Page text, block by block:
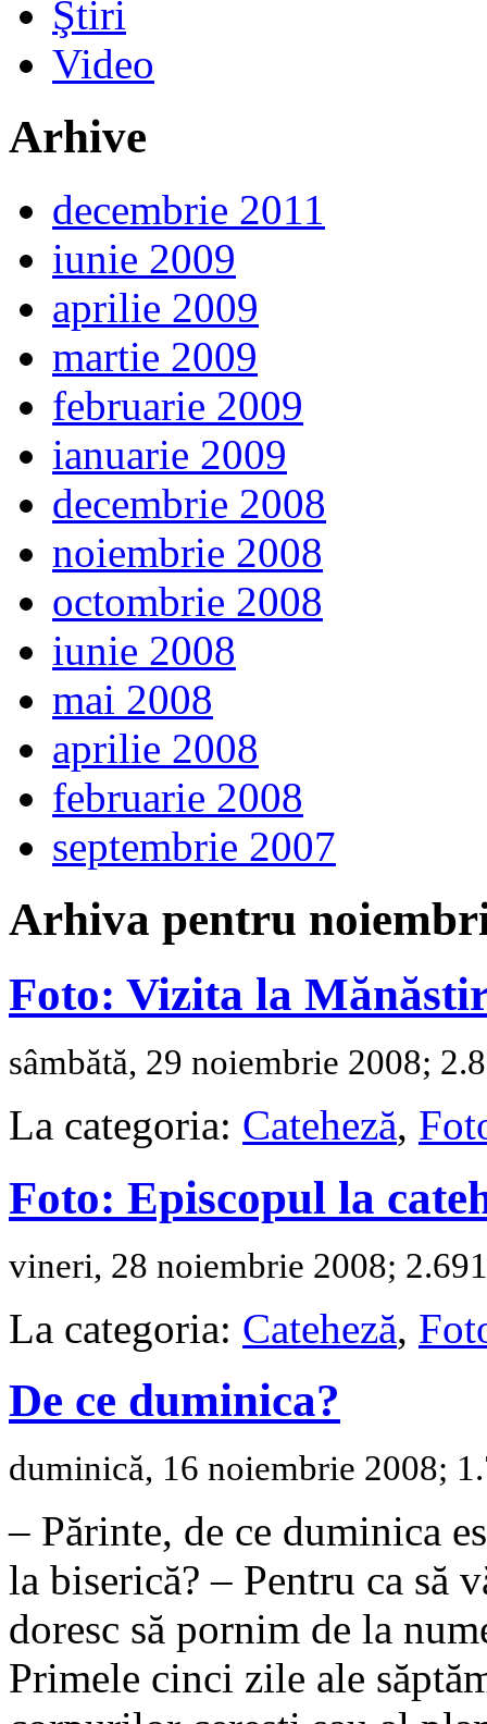
Ştiri
Video
Arhive
decembrie 2011
iunie 2009
aprilie 2009
martie 2009
februarie 2009
ianuarie 2009
decembrie 2008
noiembrie 2008
octombrie 2008
iunie 2008
mai 2008
aprilie 2008
februarie 2008
septembrie 2007
Arhiva pentru
Foto: Vizita la
sâmbătă, 29 noiembrie 2008;
La categoria: Cateheză,
Foto: Episcopul la
vineri, 28 noiembrie 2008;
La categoria: Cateheză,
De ce duminica?
duminică, 16 noiembrie 2008;
– Părinte, de ce duminica
la biserică? – Pentru ca să
doresc să pornim de la
Primele cinci zile ale